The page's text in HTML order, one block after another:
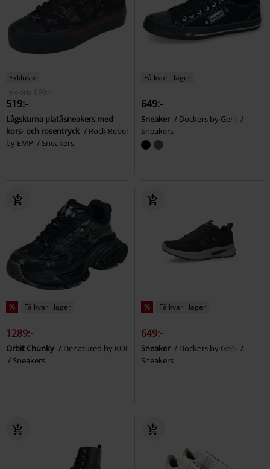
Exklusiv
rek-pris
699:-
519:-
Lågskurna platåsneakers med
kors- och rosentryck
Rock Rebel
by EMP
Sneakers
Få kvar i lager
649:-
Sneaker
Dockers by Gerli
Sneakers
% Få kvar i lager
1289:-
Orbit Chunky
Denatured by KOI
Sneakers
% Få kvar i lager
649:-
Sneaker
Dockers by Gerli
Sneakers